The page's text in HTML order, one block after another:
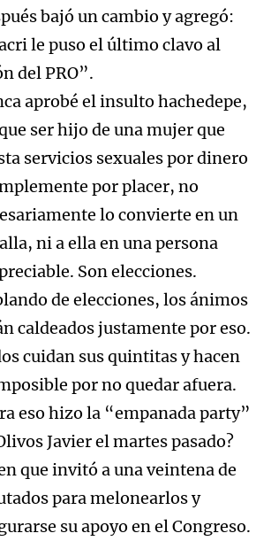
bajó un cambio y agregó:
le puso el último clavo al
del PRO”.
aprobé el insulto hachedepe,
ser hijo de una mujer que
servicios sexuales por dinero
por placer, no
lo convierte en un
ni a ella en una persona
Son elecciones.
de elecciones, los ánimos
caldeados justamente por eso.
cuidan sus quintitas y hacen
por no quedar afuera.
eso hizo la “empanada party”
Javier el martes pasado?
que invitó a una veintena de
para melonearlos y
su apoyo en el Congreso.